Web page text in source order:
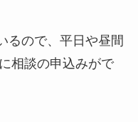
るので、平日や昼間
相談の申込みがで